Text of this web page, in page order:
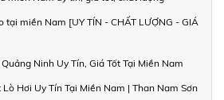
tại miền Nam [UY TÍN - CHẤT LƯỢNG - GIÁ
Ninh Uy Tín, Giá Tốt Tại Miền Nam
Hơi Uy Tín Tại Miền Nam | Than Nam Sơn